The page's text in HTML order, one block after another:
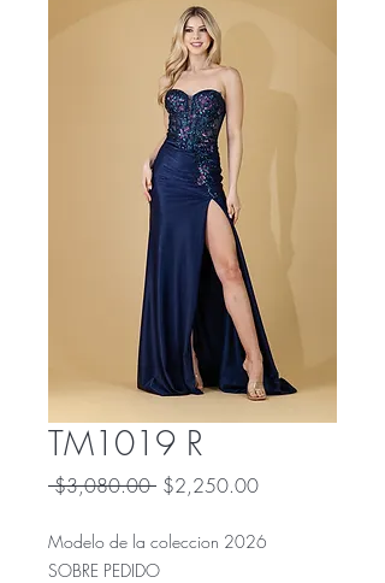
TM1019 R
$3,080.00 Precio
$2,250.00Precio
oferta
Modelo de la coleccion 2026
SOBRE PEDIDO